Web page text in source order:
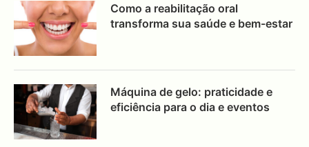
Como a reabilitação oral
transforma sua saúde e bem-estar
Máquina de gelo: praticidade e
eficiência para o dia e eventos